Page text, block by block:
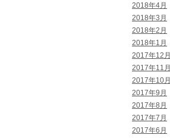
2018年4月
2018年3月
2018年2月
2018年1月
2017年12月
2017年11月
2017年10月
2017年9月
2017年8月
2017年7月
2017年6月